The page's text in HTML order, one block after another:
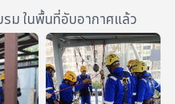
ม ในพื้นที่อับอากาศแล้ว